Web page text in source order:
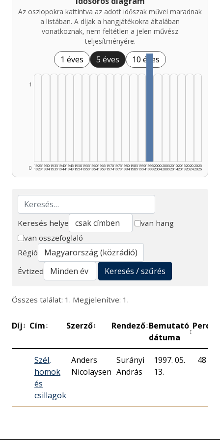
Az oszlopokra kattintva az adott időszak művei maradnak
a listában. A díjak a hangjátékokra általában
vonatkoznak, nem feltétlen a jelen művész
teljesítményére.
1 éves 5 éves 10 éves
0
1
1925
1929
1930
1934
1935
1939
1940
1944
1945
1949
1950
1954
1955
1959
1960
1964
1965
1969
1970
1974
1975
1979
1980
1984
1985
1989
1990
1994
1995
1999
2000
2004
2005
2009
2010
2014
2015
2019
2020
2024
2025
2026
Keresés
Keresés helye
van hang
van összefoglaló
Régió
Évtized
Keresés / szűrés
Összes találat: 1. Megjelenítve: 1.
Díj↕ Cím↕ Szerző↕ Rendező↕Bemutató
dátuma
↕
Perc
Szél,
homok
és
csillagok
Anders
Nicolaysen
Surányi
András
1997. 05.
13.
48